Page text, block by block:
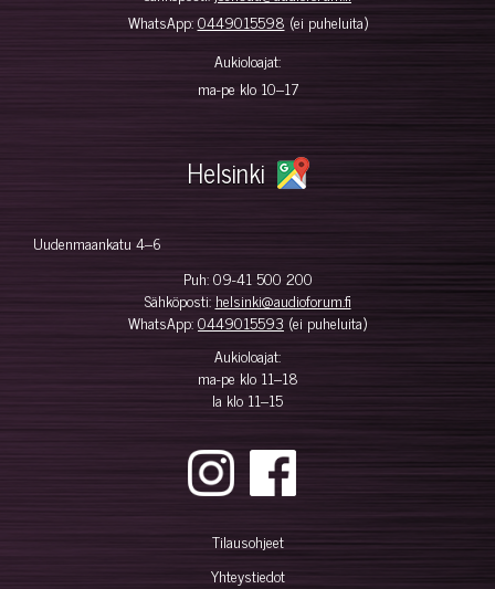
WhatsApp:0449015598 (ei puheluita)
Aukioloajat:
ma-pe klo 10–17
Helsinki
Uudenmaankatu 4–6
Puh:09-41 500 200
Sähköposti: helsinki@audioforum.fi
WhatsApp:0449015593 (ei puheluita)
Aukioloajat:
ma-pe klo 11–18
la klo 11–15
Tilausohjeet
Yhteystiedot